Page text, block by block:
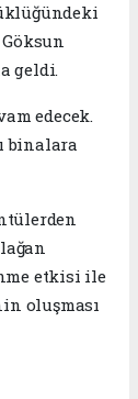
geldi.
edecek.
binalara
etkisi ile
oluşması